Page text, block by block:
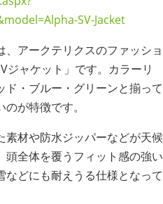
SV-Jacket
アークテリクスのファッショ
ジャケット」です。カラーリ
ド・ブルー・グリーンと揃って
が特徴です。
材や防水ジッパーなどが天候
全体を覆うフィット感の強い
どにも耐えうる仕様となって